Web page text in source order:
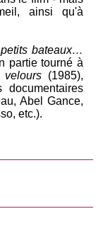
ainsi qu'à
bateaux…
partie tourné à
(1985),
Abel Gance,
etc.).